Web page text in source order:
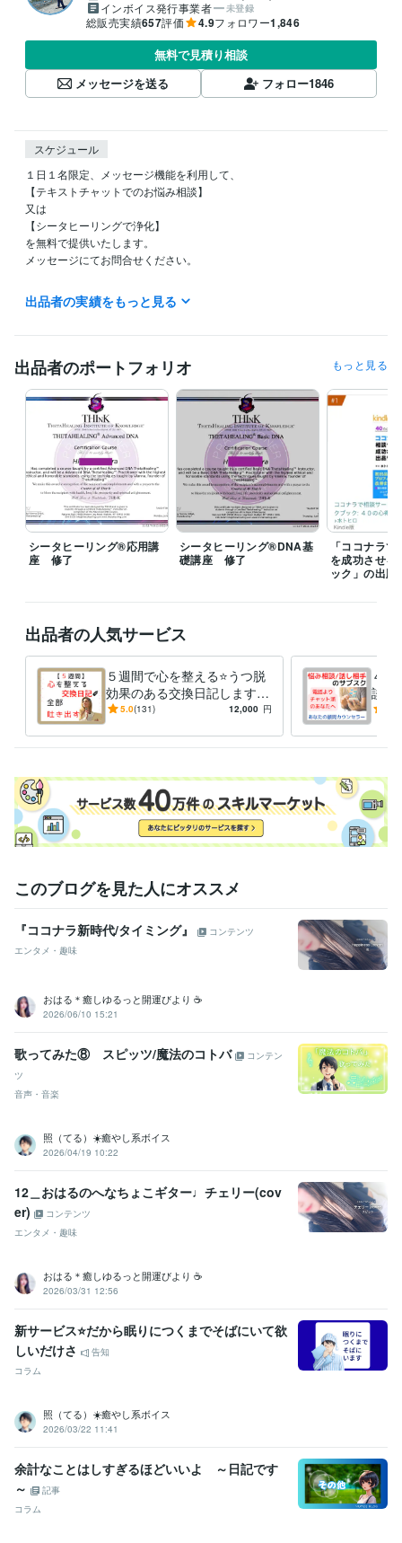
インボイス発行事業者
未登録
総販売実績657評価 4.9フォロワー1,846
無料で見積り相談
メッセージを送る
フォロー1846
スケジュール
１日１名限定、メッセージ機能を利用して、
【テキストチャットでのお悩み相談】
又は
【シータヒーリングで浄化】
を無料で提供いたします。
メッセージにてお問合せください。
ご質問・ご要望などはぜひメッセージでお寄せください。
毎日チェックしていますので、最短1時間以内どんなに遅くとも24時間
以内にはお返事させていただきます！
☆電話相談の予定☆
夜19時前後に対応可能、深夜帯は対応不可のことが多いです。
（メッセージにてお問い合わせいただければ、細かい時間設定をお打ち
合わせの上、「待機中」に設定させていただきます）
（電話相談の「予約」は、毎時「00分」または「30分」しか受付できま
せんのでご注意ください。例えば10時10分とか、22時45分といったご予
約はできないシステムになっております。10時や22時30分という形での
ご予約となってしまいます。事前にダイレクトメッセージでお問い合わ
せいただければ、細かい時間設定で「待機」することも可能です）
※下記のリンクより、無料登録して電話番号認証するとココナラより100
0ポイントプレゼントされます。
https://coconala.com/invite/4F26V
経験職種
ライフスタイル・その他 / 占い師 経験年数 : 1年
ライフスタイル・その他 / カウンセラー・コーチ 経験年数 : 20年
ライフスタイル・その他 / その他 経験年数 : 2年
職歴
障害者就労支援機関 2005年1月 ~ 現在
ココナラ 2018年12月 ~ 現在
Kindle 2021年2月 ~ 現在
stand.fm 2021年4月 ~ 現在
受賞歴
術」
「ココナラで相談サービスを成功させる出品ワークブック」 Ki
ndle オークション・eコマースランキング１位
Kindle 小規模ビジネ
スに関する電子書籍ランキング１位
ホームヘルパー2級養成研修修了 取得年 : 2002年
精神保健福祉士
ストレスチェック実施者養成研修修了 取得年 : 2016年
シータヒーリング®DNA基礎
ホームヘルパー2級 取得年 : 2001年
社会福祉士 取得年 : 2005年
精神保健福祉士 取得年 : 2011年
普通自動車第一種運転免許 取得年 : 1999年
その他ツール
ソーシャルワーク:21年
音声配信:3年
得意分野
悩み相談・カウンセリング お悩み相談・話し相手・愚痴聞き 性格診
断
考え方のクセ診断 交換日記（１週間〜） 認知行動療法 問題解決
技能法 元気回復行動プラン(WRAP) シータヒーリング®
うつ 悩み相談
仕事
認知行動療法
ココナラ カウンセリング ビジネス
悩み相談
シータヒーリング
学歴
武蔵大学
出品者の実績をもっと見る
出品者のポートフォリオ もっと見る
シータヒーリング®応用講
座 修了
シータヒーリング®DNA基
礎講座 修了
「ココナラ
を成功させる
ック」の出版
出品者の人気サービス
５週間で心を整える⭐うつ脱
効果のある交換日記します
【通常版】気持ちを吐き出
5.0(131) 12,000 円
４
談・
『対
サブ
このブログを見た人にオススメ
『ココナラ新時代/タイミング』
コンテンツ
エンタメ・趣味
おはる＊癒しゆるっと開運びより ☕️
2026/06/10 15:21
歌ってみた⑧ スピッツ/魔法のコトバ
コンテン
ツ
音声・音楽
照（てる）☀️癒やし系ボイス
2026/04/19 10:22
12＿おはるのへなちょこギター♩チェリー(cov
er)
コンテンツ
エンタメ・趣味
おはる＊癒しゆるっと開運びより ☕️
2026/03/31 12:56
新サービス⭐だから眠りにつくまでそばにいて欲
しいだけさ
告知
コラム
照（てる）☀️癒やし系ボイス
2026/03/22 11:41
余計なことはしすぎるほどいいよ ～日記です
～
記事
コラム